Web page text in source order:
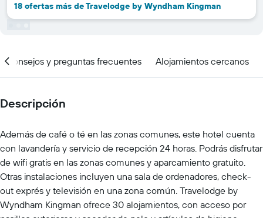
18 ofertas más de Travelodge by Wyndham Kingman
Consejos y preguntas frecuentes Alojamientos cercanos
Descripción
Además de café o té en las zonas comunes, este hotel cuenta
con lavandería y servicio de recepción 24 horas. Podrás disfrutar
de wifi gratis en las zonas comunes y aparcamiento gratuito.
Otras instalaciones incluyen una sala de ordenadores, check-
out exprés y televisión en una zona común. Travelodge by
Wyndham Kingman ofrece 30 alojamientos, con acceso por